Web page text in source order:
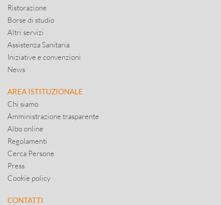
Ristorazione
Borse di studio
Altri servizi
Assistenza Sanitaria
Iniziative e convenzioni
News
AREA ISTITUZIONALE
Chi siamo
Amministrazione trasparente
Albo online
Regolamenti
Cerca Persone
Press
Cookie policy
CONTATTI